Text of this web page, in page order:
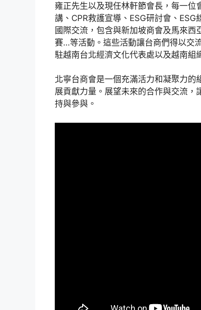
雍正先生以及現任林軒節會長，每一
講、CPR救護宣導、ESG研討會、
國際交流，包含與新加坡商會及馬來
賽…等活動。這些活動讓台商們得以交
駐越南台北經濟文化代表處以及越南組
北寧台商會是一個充滿活力和凝聚力
展貢獻力量。展望未來的合作與交流
持與參與。